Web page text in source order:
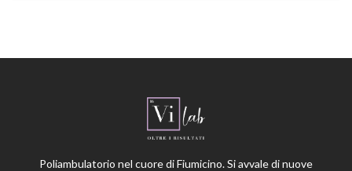
Poliambulatorio nel cuore di Fiumicino. Si avvale di nuove